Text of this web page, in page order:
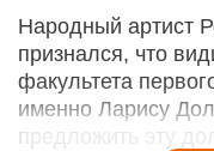
Народный артист
признался, что
факультета
именно Ларису
предложить эту